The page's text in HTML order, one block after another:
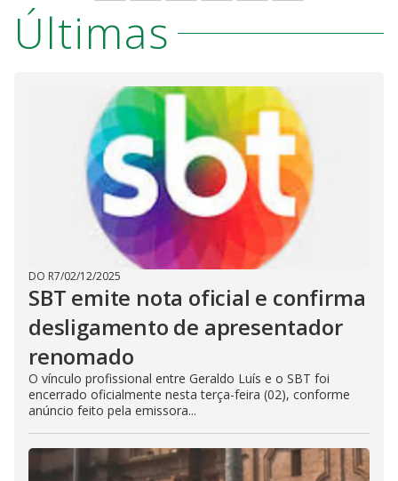
Últimas
DO R7/02/12/2025
SBT emite nota oficial e confirma
desligamento de apresentador
renomado
O vínculo profissional entre Geraldo Luís e o SBT foi
encerrado oficialmente nesta terça-feira (02), conforme
anúncio feito pela emissora...